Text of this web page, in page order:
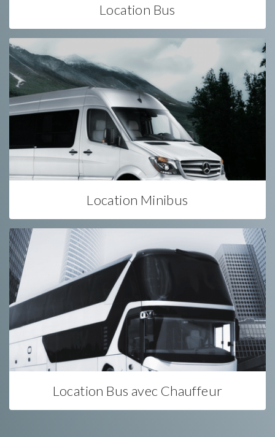
Location Bus
Location Minibus
Location Bus avec Chauffeur